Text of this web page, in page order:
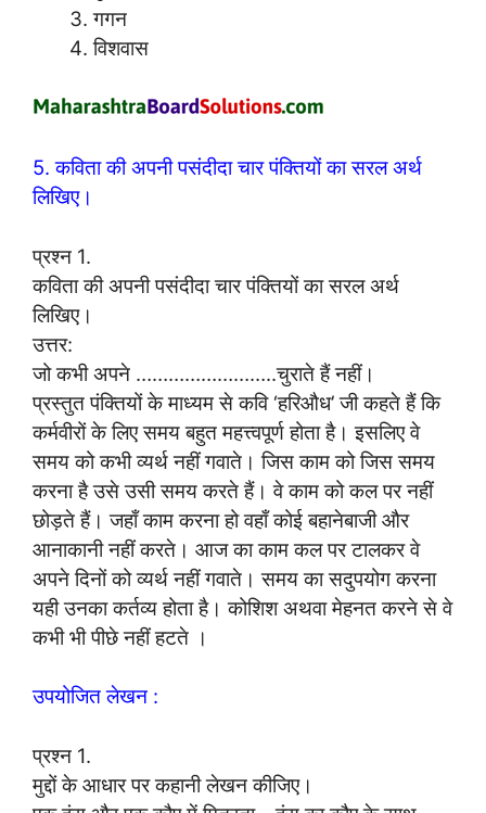
गगन
विशवास
5. कविता की अपनी पसंदीदा चार पंक्तियों का सरल अर्थ
लिखिए।
प्रश्न 1.
कविता की अपनी पसंदीदा चार पंक्तियों का सरल अर्थ
लिखिए।
उत्तर:
जो कभी अपने ……………………..चुराते हैं नहीं।
प्रस्तुत पंक्तियों के माध्यम से कवि ‘हरिऔध’ जी कहते हैं कि
कर्मवीरों के लिए समय बहुत महत्त्वपूर्ण होता है। इसलिए वे
समय को कभी व्यर्थ नहीं गवाते। जिस काम को जिस समय
करना है उसे उसी समय करते हैं। वे काम को कल पर नहीं
छोड़ते हैं। जहाँ काम करना हो वहाँ कोई बहानेबाजी और
आनाकानी नहीं करते। आज का काम कल पर टालकर वे
अपने दिनों को व्यर्थ नहीं गवाते। समय का सदुपयोग करना
यही उनका कर्तव्य होता है। कोशिश अथवा मेहनत करने से वे
कभी भी पीछे नहीं हटते ।
उपयोजित लेखन :
प्रश्न 1.
मुद्दों के आधार पर कहानी लेखन कीजिए।